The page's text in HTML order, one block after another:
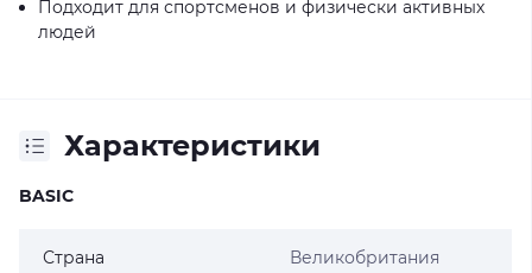
Подходит для спортсменов и физически активных
людей
Характеристики
BASIC
Страна
Великобритания